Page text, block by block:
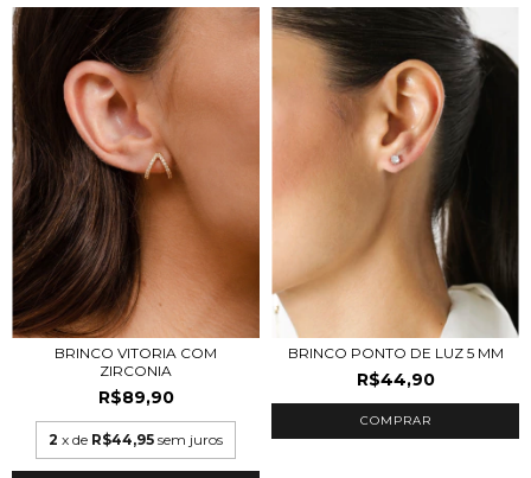
BRINCO VITORIA COM
ZIRCONIA
R$89,90
2 x de R$44,95 sem juros
BRINCO PONTO DE LUZ 5 MM
R$44,90
COMPRAR